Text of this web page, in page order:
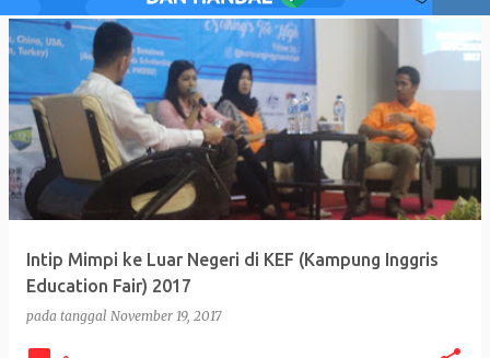
o
s
n
g
a
Intip Mimpi ke Luar Negeri di KEF (Kampung Inggris
Education Fair) 2017
pada tanggal November 19, 2017